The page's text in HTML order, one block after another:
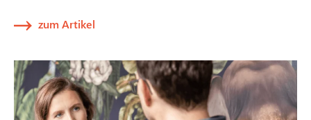
zum Artikel